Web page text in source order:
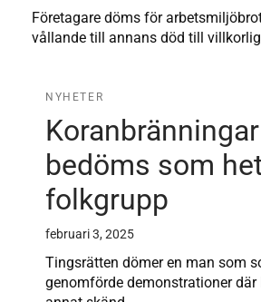
Företagare döms för
vållande till annans död till
NYHETER
Koranbränningar
bedöms som
folkgrupp
februari 3, 2025
Tingsrätten dömer en man som
genomförde demonstrationer där